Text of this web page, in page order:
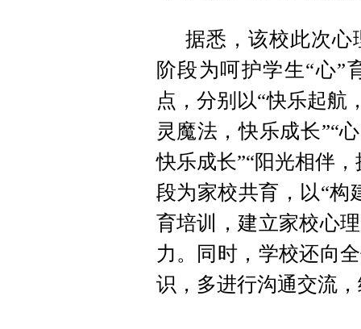
据悉，该校此次心
阶段为呵护学生“心”
点，分别以“快乐起航
灵魔法，快乐成长”“
快乐成长”“阳光相伴
段为家校共育，以“构
育培训，建立家校心
力。同时，学校还向
识，多进行沟通交流